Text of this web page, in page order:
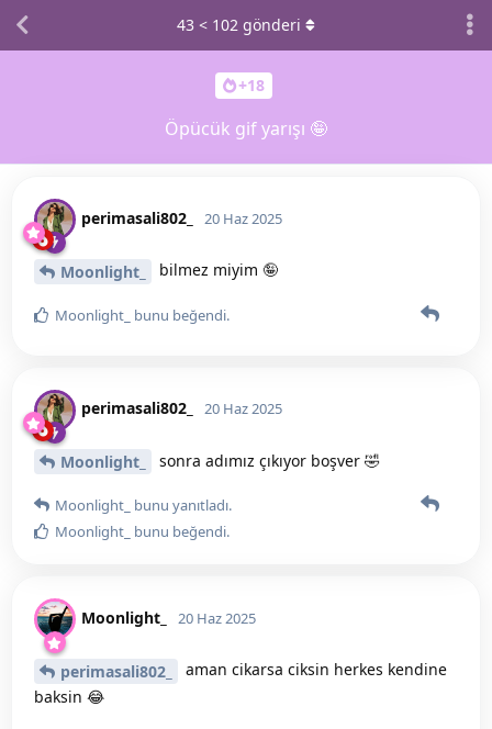
+18
Öpücük gif yarışı 🤪
43 < 102 gönderi
perimasali802_ 20 Haz 2025
Moonlight_ bilmez miyim 🤪
Moonlight_ bunu beğendi.
perimasali802_ 20 Haz 2025
Moonlight_ sonra adımız çıkıyor boşver 🤣
Moonlight_ bunu yanıtladı.
Moonlight_ bunu beğendi.
Moonlight_ 20 Haz 2025
perimasali802_
aman cikarsa ciksin herkes kendine
baksin 😂